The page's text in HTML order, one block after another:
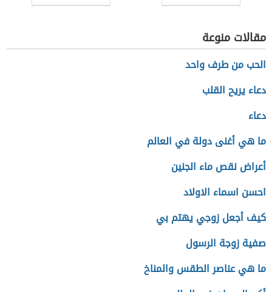
مقالات منوعة
الحب من طرف واحد
دعاء يريح القلب
دعاء
ما هي أغنى دولة في العالم
أعراض نقص ماء الجنين
احسن اسماء الاولاد
كيف أجعل زوجي يهتم بي
صفية زوجة الرسول
ما هي عناصر الطقس والمناخ